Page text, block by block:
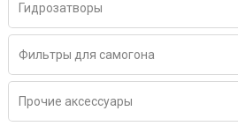
Гидрозатворы
Фильтры для самогона
Прочие аксессуары